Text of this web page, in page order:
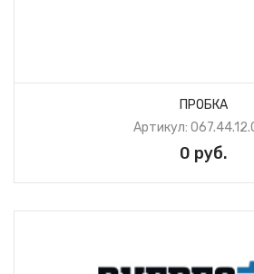
ПРОБКА
Артикул:
0 руб.